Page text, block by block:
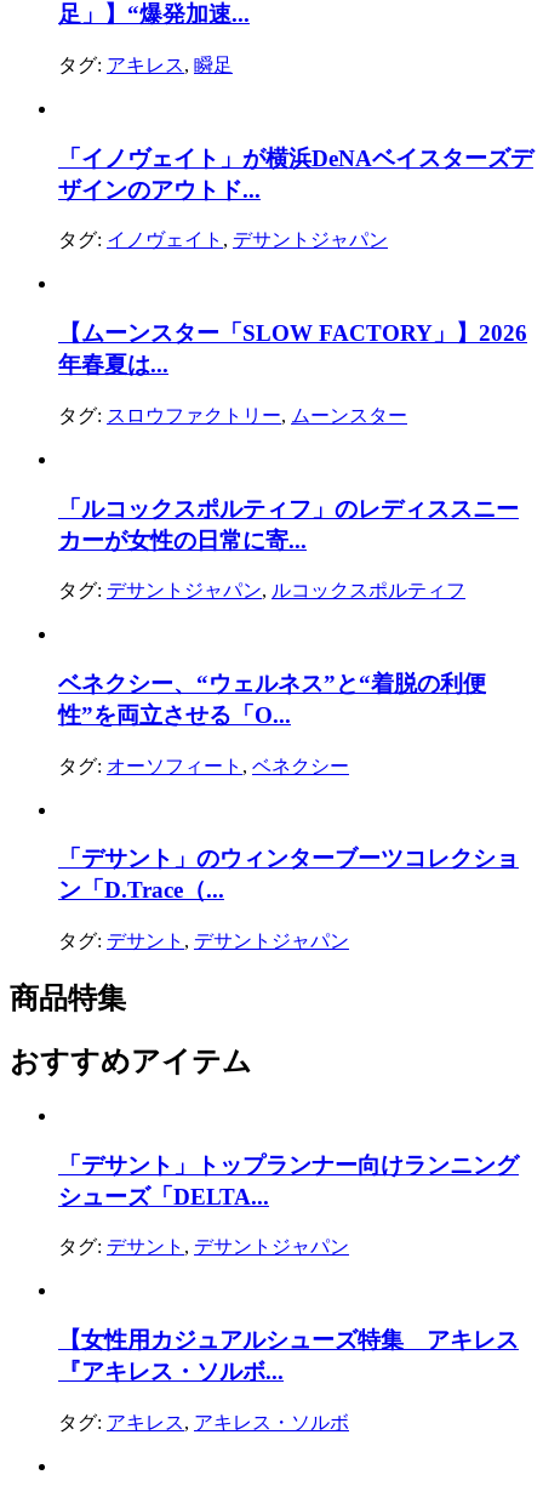
足」】“爆発加速...
タグ: アキレス, 瞬足
「イノヴェイト」が横浜DeNAベイスターズデ
ザインのアウトド...
タグ: イノヴェイト , デサントジャパン
【ムーンスター「SLOW FACTORY」】2026
年春夏は...
タグ: スロウファクトリー, ムーンスター
「ルコックスポルティフ」のレディススニー
カーが女性の日常に寄...
タグ: デサントジャパン, ルコックスポルティフ
ベネクシー、“ウェルネス”と“着脱の利便
性”を両立させる「O...
タグ: オーソフィート , ベネクシー
「デサント」のウィンターブーツコレクショ
ン「D.Trace（...
タグ: デサント , デサントジャパン
商品特集
おすすめアイテム
「デサント」トップランナー向けランニング
シューズ「DELTA...
タグ: デサント , デサントジャパン
【女性用カジュアルシューズ特集 アキレス
『アキレス・ソルボ...
タグ: アキレス, アキレス・ソルボ